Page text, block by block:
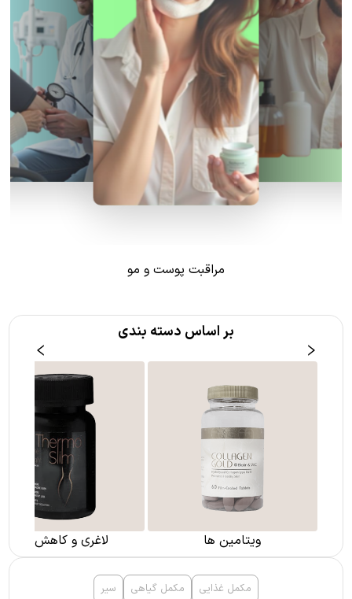
مراقبت پوست و مو
بر اساس دسته بندی
ویتامین ها لاغری و کاهش وزن
مکمل غذایی مکمل گیاهی
سیر